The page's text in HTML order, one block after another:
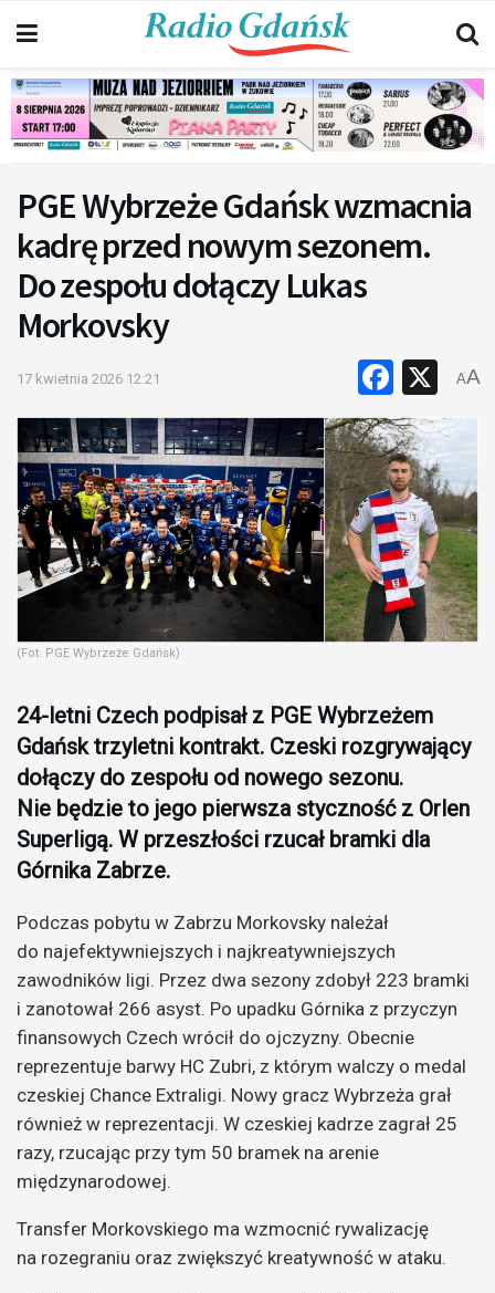
PGE Wybrzeże Gdańsk wzmacnia
kadrę przed nowym sezonem.
Do zespołu dołączy Lukas
Morkovsky
17 kwietnia 2026 12:21 X
AA
(Fot. PGE Wybrzeże Gdańsk)
24-letni Czech podpisał z PGE Wybrzeżem
Gdańsk trzyletni kontrakt. Czeski rozgrywający
dołączy do zespołu od nowego sezonu.
Nie będzie to jego pierwsza styczność z Orlen
Superligą. W przeszłości rzucał bramki dla
Górnika Zabrze.
Podczas pobytu w Zabrzu Morkovsky należał
do najefektywniejszych i najkreatywniejszych
zawodników ligi. Przez dwa sezony zdobył 223 bramki
i zanotował 266 asyst. Po upadku Górnika z przyczyn
finansowych Czech wrócił do ojczyzny. Obecnie
reprezentuje barwy HC Zubri, z którym walczy o medal
czeskiej Chance Extraligi. Nowy gracz Wybrzeża grał
również w reprezentacji. W czeskiej kadrze zagrał 25
razy, rzucając przy tym 50 bramek na arenie
międzynarodowej.
Transfer Morkovskiego ma wzmocnić rywalizację
na rozegraniu oraz zwiększyć kreatywność w ataku.